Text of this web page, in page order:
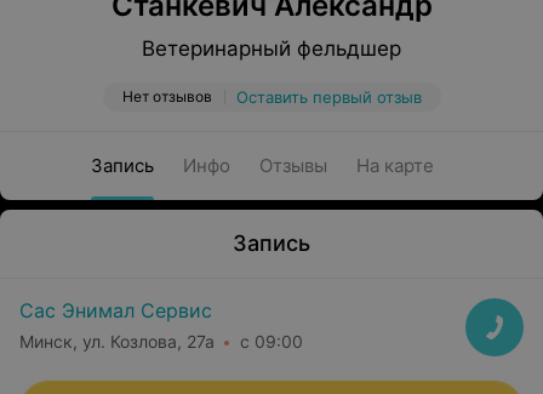
Ветеринарный фельдшер
Нет отзывов Оставить первый отзыв
Запись Инфо Отзывы На карте
Запись
Сас Энимал Сервис
Минск, ул. Козлова, 27а с 09:00